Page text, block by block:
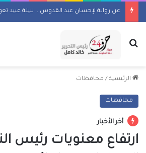
بحث عن
الرئيسية / محافظات
محافظات
أخر الأخبار
ارتفاع معنويات رئيس